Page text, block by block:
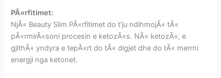
PÃ«rfitimet:
NjÃ« Beauty Slim PÃ«rfitimet do t’ju ndihmojÃ« tÃ«
pÃ«rmirÃ«soni procesin e ketozÃ«s. NÃ« ketozÃ«, e
gjithÃ« yndyra e tepÃ«rt do tÃ« digjet dhe do tÃ« merrni
energji nga ketonet.